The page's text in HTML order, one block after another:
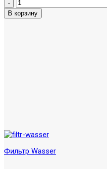
Фильтр Wasser